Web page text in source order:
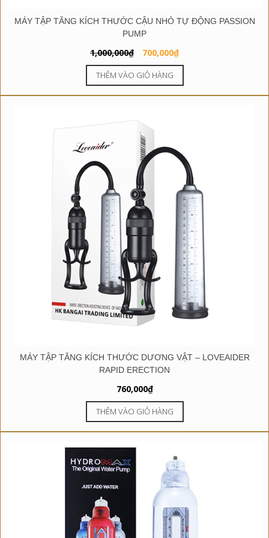
MÁY TẬP TĂNG KÍCH THƯỚC CẬU NHỎ TỰ ĐỘNG PASSION
PUMP
1,000,000₫
Giá
gốc
là:
1,000,000₫.
700,000₫Giá
hiện
là:
THÊM VÀO GIỎ HÀNG
MÁY TẬP TĂNG KÍCH THƯỚC DƯƠNG VẬT – LOVEAIDER
RAPID ERECTION
760,000₫
THÊM VÀO GIỎ HÀNG